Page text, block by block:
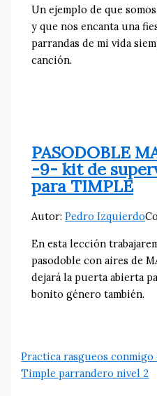
Un ejemplo de que
y que nos encanta una
parrandas de mi vida
canción.
PASODOBLE
-9- kit de
para TIMPLE
Autor:Pedro Izquierdo
En esta lección
pasodoble con aires de
dejará la puerta abierta
bonito género también.
Practica rasgueos conmigo
Timple parrandero nivel 2